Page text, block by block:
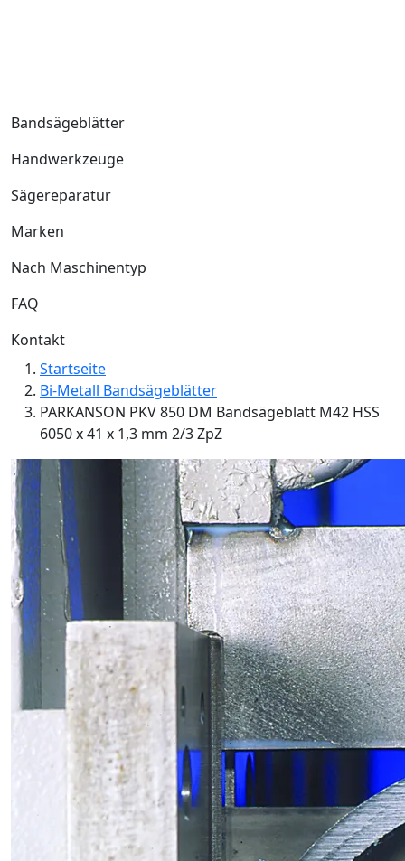
Bandsägeblätter
Handwerkzeuge
Sägereparatur
Marken
Nach Maschinentyp
FAQ
Kontakt
Startseite
Bi-Metall Bandsägeblätter
PARKANSON PKV 850 DM Bandsägeblatt M42 HSS
6050 x 41 x 1,3 mm 2/3 ZpZ